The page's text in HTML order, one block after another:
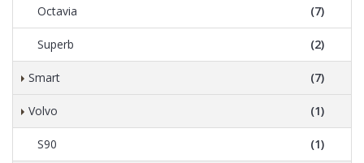
Octavia (7)
Superb (2)
Smart (7)
Volvo (1)
S90 (1)